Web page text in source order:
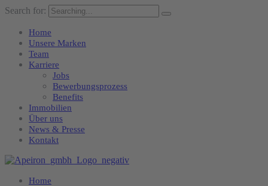
Search for:
Home
Unsere Marken
Team
Karriere
Jobs
Bewerbungsprozess
Benefits
Immobilien
Über uns
News & Presse
Kontakt
Home